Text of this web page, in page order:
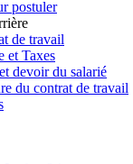
postuler
de travail
et Taxes
devoir du salarié
du contrat de travail